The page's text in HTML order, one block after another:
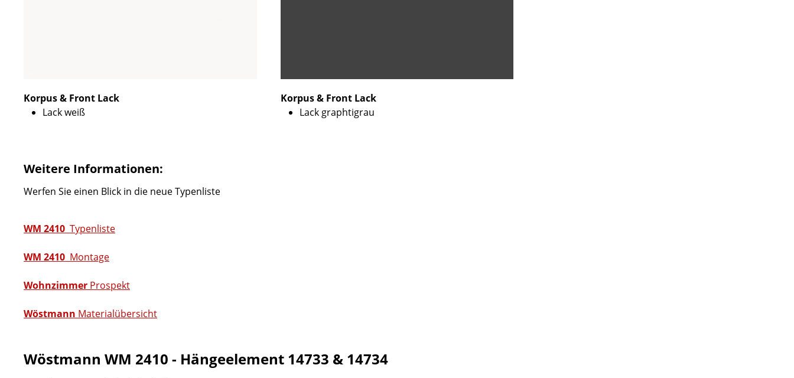
Korpus & Front Lack
Lack weiß
Korpus & Front Lack
Lack graphtigrau
Weitere Informationen:
Werfen Sie einen Blick in die neue Typenliste
WM 2410 Typenliste
WM 2410 Montage
Wohnzimmer Prospekt
Wöstmann Materialübersicht
Wöstmann WM 2410 - Hängeelement 14733 & 14734